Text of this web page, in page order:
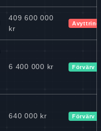
409 600 000
kr
Avyttring
6 400 000 kr Förvärv
640 000 kr Förvärv